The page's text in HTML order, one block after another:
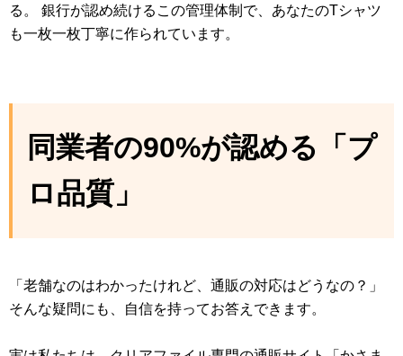
る。 銀行が認め続けるこの管理体制で、あなたのTシャツ
も一枚一枚丁寧に作られています。
同業者の90%が認める「プ
ロ品質」
「老舗なのはわかったけれど、通販の対応はどうなの？」
そんな疑問にも、自信を持ってお答えできます。